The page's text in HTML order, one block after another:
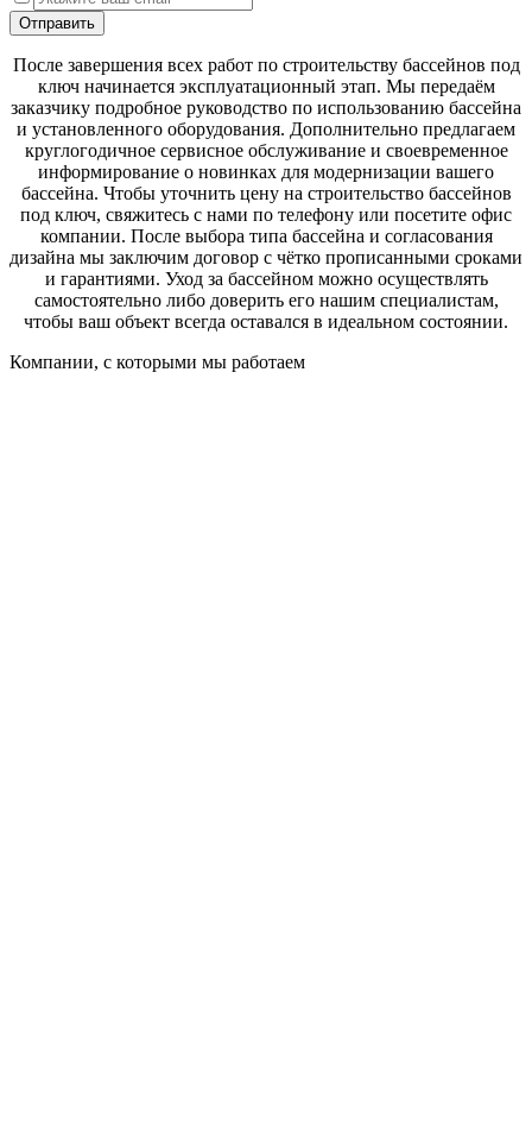
Отправить
После завершения всех работ по строительству бассейнов под
ключ начинается эксплуатационный этап. Мы передаём
заказчику подробное руководство по использованию бассейна
и установленного оборудования. Дополнительно предлагаем
круглогодичное сервисное обслуживание и своевременное
информирование о новинках для модернизации вашего
бассейна. Чтобы уточнить цену на строительство бассейнов
под ключ, свяжитесь с нами по телефону или посетите офис
компании. После выбора типа бассейна и согласования
дизайна мы заключим договор с чётко прописанными сроками
и гарантиями. Уход за бассейном можно осуществлять
самостоятельно либо доверить его нашим специалистам,
чтобы ваш объект всегда оставался в идеальном состоянии.
Компании, с которыми мы работаем